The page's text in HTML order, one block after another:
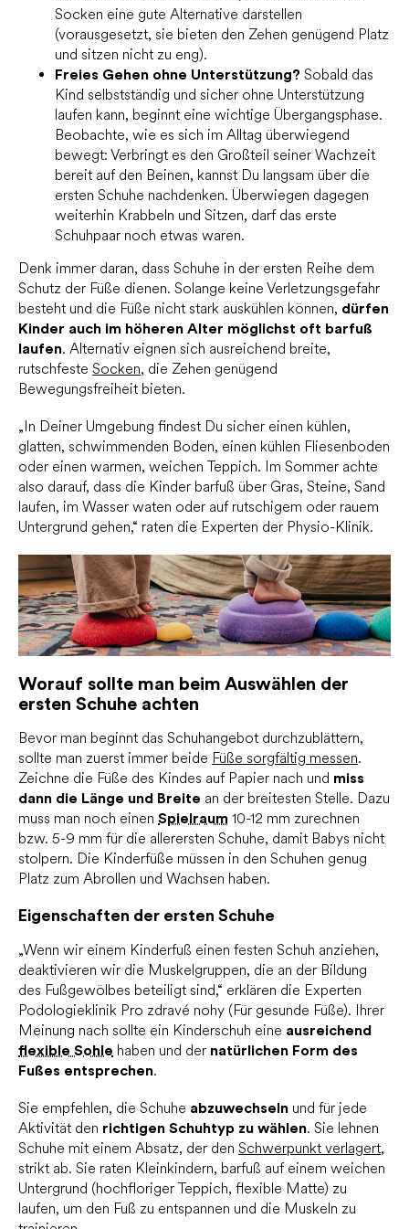
Socken eine gute Alternative darstellen
(vorausgesetzt, sie bieten den Zehen genügend Platz
und sitzen nicht zu eng).
Freies Gehen ohne Unterstützung? Sobald das
Kind selbstständig und sicher ohne Unterstützung
laufen kann, beginnt eine wichtige Übergangsphase.
Beobachte, wie es sich im Alltag überwiegend
bewegt: Verbringt es den Großteil seiner Wachzeit
bereit auf den Beinen, kannst Du langsam über die
ersten Schuhe nachdenken. Überwiegen dagegen
weiterhin Krabbeln und Sitzen, darf das erste
Schuhpaar noch etwas waren.
Denk immer daran, dass Schuhe in der ersten Reihe dem
Schutz der Füße dienen. Solange keine Verletzungsgefahr
besteht und die Füße nicht stark auskühlen können, dürfen
Kinder auch im höheren Alter möglichst oft barfuß
laufen. Alternativ eignen sich ausreichend breite,
rutschfeste Socken, die Zehen genügend
Bewegungsfreiheit bieten.
„In Deiner Umgebung findest Du sicher einen kühlen,
glatten, schwimmenden Boden, einen kühlen Fliesenboden
oder einen warmen, weichen Teppich. Im Sommer achte
also darauf, dass die Kinder barfuß über Gras, Steine, Sand
laufen, im Wasser waten oder auf rutschigem oder rauem
Untergrund gehen,“ raten die Experten der Physio-Klinik.
Worauf sollte man beim Auswählen der
ersten Schuhe achten
Bevor man beginnt das Schuhangebot durchzublättern,
sollte man zuerst immer beide Füße sorgfältig messen.
Zeichne die Füße des Kindes auf Papier nach und miss
dann die Länge und Breite an der breitesten Stelle. Dazu
muss man noch einen Spielraum 10-12 mm zurechnen
bzw. 5-9 mm für die allerersten Schuhe, damit Babys nicht
stolpern. Die Kinderfüße müssen in den Schuhen genug
Platz zum Abrollen und Wachsen haben.
Eigenschaften der ersten Schuhe
„Wenn wir einem Kinderfuß einen festen Schuh anziehen,
deaktivieren wir die Muskelgruppen, die an der Bildung
des Fußgewölbes beteiligt sind,“ erklären die Experten
Podologieklinik Pro zdravé nohy (Für gesunde Füße). Ihrer
Meinung nach sollte ein Kinderschuh eine ausreichend
flexible Sohle haben und der natürlichen Form des
Fußes entsprechen.
Sie empfehlen, die Schuhe abzuwechseln und für jede
Aktivität den richtigen Schuhtyp zu wählen. Sie lehnen
Schuhe mit einem Absatz, der den Schwerpunkt verlagert,
strikt ab. Sie raten Kleinkindern, barfuß auf einem weichen
Untergrund (hochfloriger Teppich, flexible Matte) zu
laufen, um den Fuß zu entspannen und die Muskeln zu